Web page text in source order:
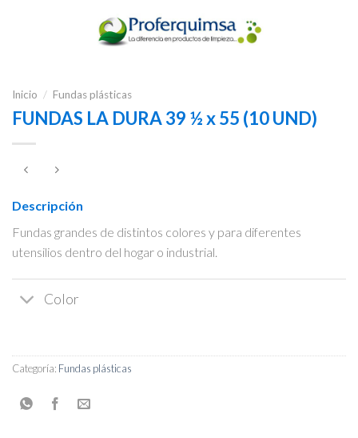
Inicio / Fundas plásticas
FUNDAS LA DURA 39 ½ x 55 (10 UND)
Descripción
Fundas grandes de distintos colores y para diferentes
utensilios dentro del hogar o industrial.
Color
Categoría: Fundas plásticas